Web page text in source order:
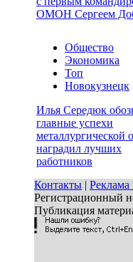
ОМОН Сергеем
Общество
Экономика
Топ
Новокузнецк
Илья Середюк
главные успехи
металлургической
наградил лучших
работников
Контакты | Реклама
Регистрационный
Публикация